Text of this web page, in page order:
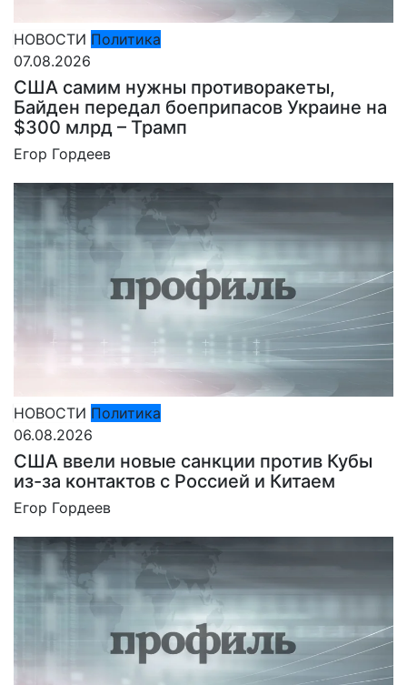
НОВОСТИ Политика
07.08.2026
США самим нужны противоракеты,
Байден передал боеприпасов Украине на
$300 млрд – Трамп
Егор Гордеев
НОВОСТИ Политика
06.08.2026
США ввели новые санкции против Кубы
из-за контактов с Россией и Китаем
Егор Гордеев